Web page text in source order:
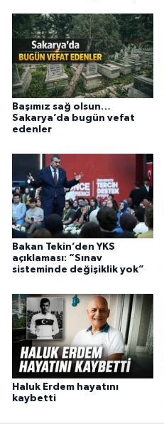
Başımız sağ olsun…
Sakarya’da bugün vefat
edenler
Bakan Tekin’den YKS
açıklaması: “Sınav
sisteminde değişiklik yok”
Haluk Erdem hayatını
kaybetti